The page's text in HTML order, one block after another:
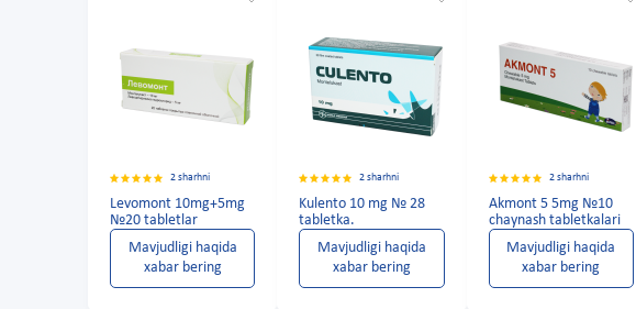
2 sharhni
Levomont 10mg+5mg
№20 tabletlar
Mavjudligi haqida
xabar bering
2 sharhni
Kulento 10 mg № 28
tabletka.
Mavjudligi haqida
xabar bering
2 sharhni
Akmont 5 5mg №10
chaynash tabletkalari
Mavjudligi haqida
xabar bering